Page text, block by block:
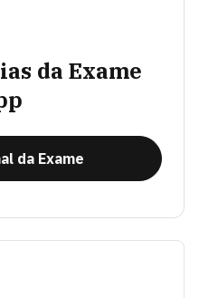
da Exame
da Exame